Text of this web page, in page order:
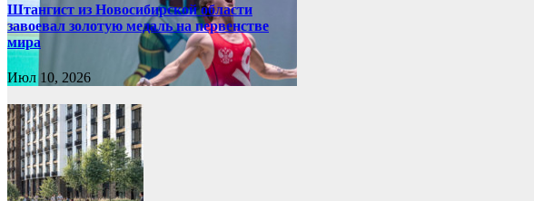
Штангист из Новосибирской области
завоевал золотую медаль на первенстве
мира
Июл 10, 2026